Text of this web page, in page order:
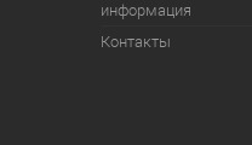
информация
Контакты